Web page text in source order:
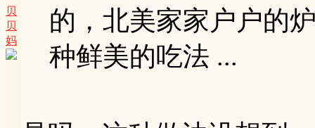
贝
贝
妈
的，北美家家户户的
种鲜美的吃法 ...